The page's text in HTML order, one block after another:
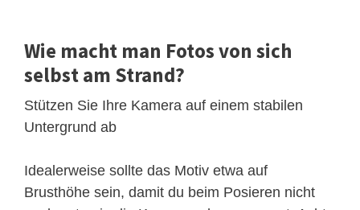
Wie macht man Fotos von sich
selbst am Strand?
Stützen Sie Ihre Kamera auf einem stabilen
Untergrund ab
Idealerweise sollte das Motiv etwa auf
Brusthöhe sein, damit du beim Posieren nicht